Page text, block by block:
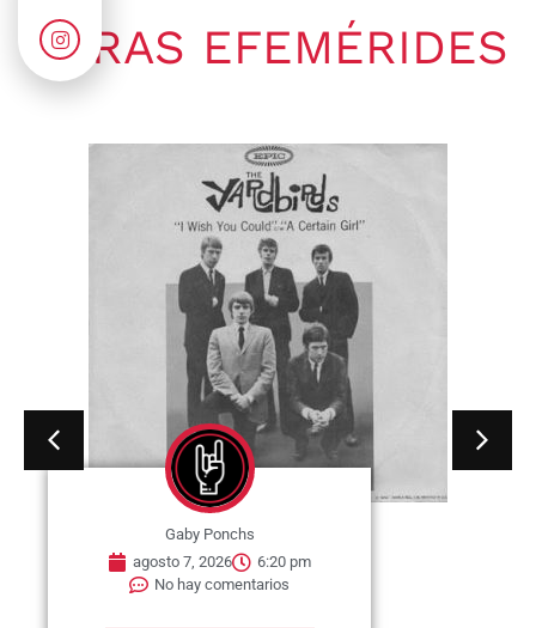
OTRAS EFEMÉRIDES
Gaby Ponchs
agosto 7, 2026
6:20 pm
No hay comentarios